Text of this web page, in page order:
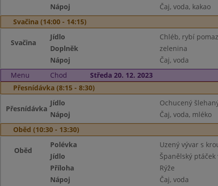
Nápoj
Čaj, voda, kakao
Svačina (14:00 - 14:15)
Svačina
Jídlo
Chléb, rybí
Doplněk
zelenina
Nápoj
Čaj, voda
Menu
Chod
Středa 20. 12. 2023
Přesnídávka (8:15 - 8:30)
Přesnídávka
Jídlo
Ochucený
Nápoj
Čaj, voda, mléko
Oběd (10:30 - 13:30)
Oběd
Polévka
Uzený vývar s
Jídlo
Španělský
Příloha
Rýže
Nápoj
Čaj, voda